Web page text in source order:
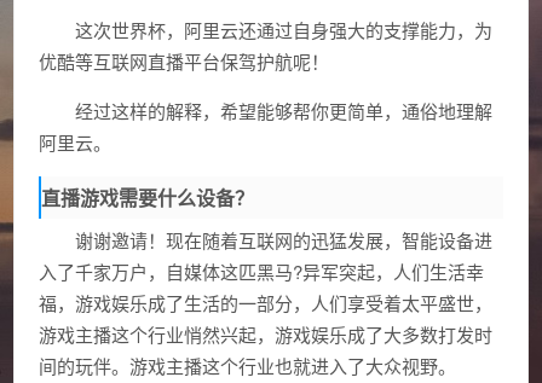
这次世界杯，阿里云还通过自身强大的支撑能力，为
优酷等互联网直播平台保驾护航呢！
经过这样的解释，希望能够帮你更简单，通俗地理解
阿里云。
直播游戏需要什么设备？
谢谢邀请！现在随着互联网的迅猛发展，智能设备进
入了千家万户，自媒体这匹黑马?异军突起，人们生活幸
福，游戏娱乐成了生活的一部分，人们享受着太平盛世，
游戏主播这个行业悄然兴起，游戏娱乐成了大多数打发时
间的玩伴。游戏主播这个行业也就进入了大众视野。